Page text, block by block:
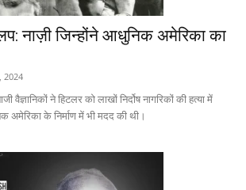
नाज़ी जिन्होंने आधुनिक अमेरिका का
2024
वैज्ञानिकों ने हिटलर को लाखों निर्दोष नागरिकों की हत्या में
अमेरिका के निर्माण में भी मदद की थी।